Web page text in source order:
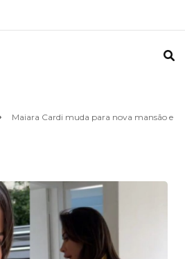
Maiara Cardi muda para nova mansão e